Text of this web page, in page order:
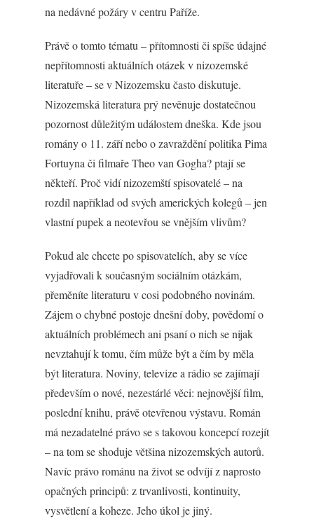
na nedávné požáry v centru Paříže.
Právě o tomto tématu – přítomnosti či spíše údajné
nepřítomnosti aktuálních otázek v nizozemské
literatuře – se v Nizozemsku často diskutuje.
Nizozemská literatura prý nevěnuje dostatečnou
pozornost důležitým událostem dneška. Kde jsou
romány o 11. září nebo o zavraždění politika Pima
Fortuyna či filmaře Theo van Gogha? ptají se
někteří. Proč vidí nizozemští spisovatelé – na
rozdíl například od svých amerických kolegů – jen
vlastní pupek a neotevřou se vnějším vlivům?
Pokud ale chcete po spisovatelích, aby se více
vyjadřovali k současným sociálním otázkám,
přeměníte literaturu v cosi podobného novinám.
Zájem o chybné postoje dnešní doby, povědomí o
aktuálních problémech ani psaní o nich se nijak
nevztahují k tomu, čím může být a čím by měla
být literatura. Noviny, televize a rádio se zajímají
především o nové, nezestárlé věci: nejnovější film,
poslední knihu, právě otevřenou výstavu. Román
má nezadatelné právo se s takovou koncepcí rozejít
– na tom se shoduje většina nizozemských autorů.
Navíc právo románu na život se odvíjí z naprosto
opačných principů: z trvanlivosti, kontinuity,
vysvětlení a koheze. Jeho úkol je jiný.